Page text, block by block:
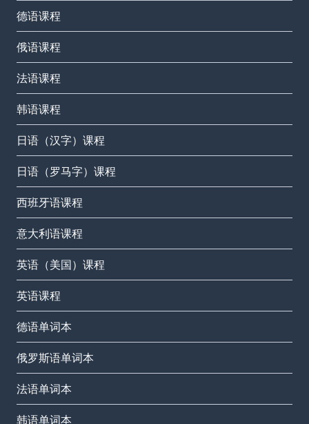
德语课程
俄语课程
法语课程
韩语课程
日语（汉字）课程
日语（罗马字）课程
西班牙语课程
意大利语课程
英语（美国）课程
英语课程
德语单词本
俄罗斯语单词本
法语单词本
韩语单词本